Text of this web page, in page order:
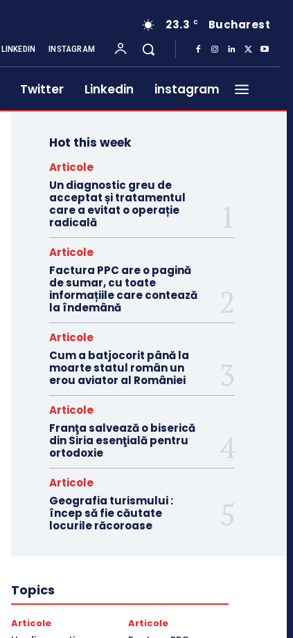
23.3 C Bucharest
LINKEDIN INSTAGRAM
Twitter Linkedin instagram
Hot this week
Articole
Un diagnostic greu de
acceptat și tratamentul
care a evitat o operație
radicală
Articole
Factura PPC are o pagină
de sumar, cu toate
informațiile care contează
la îndemână
Articole
Cum a batjocorit până la
moarte statul român un
erou aviator al României
Articole
Franţa salvează o biserică
din Siria esenţială pentru
ortodoxie
Articole
Geografia turismului :
încep să fie căutate
locurile răcoroase
Topics
Articole Articole